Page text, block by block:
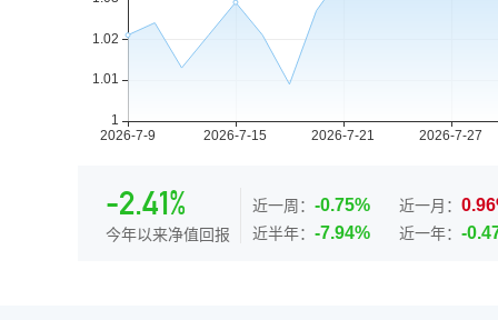
-2.41%
今年以来净值回报
近一周： -0.75%
近半年： -7.94%
近一月：
近一年： -